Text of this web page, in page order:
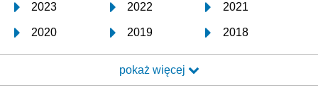
2023 2022 2021
2020 2019 2018
2017 2016 2015
2014 2013 2012
pokaż więcej